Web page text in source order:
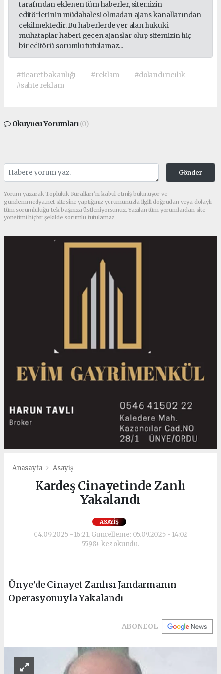
tarafından eklenen tüm haberler, sitemizin
editörlerinin müdahalesi olmadan ajans kanallarından
çekilmektedir. Bu haberlerde yer alan hukuki
muhataplar haberi geçen ajanslar olup sitemizin hiç
bir editörü sorumlu tutulamaz...
#ticaret bakanlığı #reklam
#dolandırıcılık
#sahte reklam
Okuyucu Yorumları(0)
Gönder
Yorum yazarak Topluluk Kuralları’nı kabul etmiş bulunuyor ve
gundemmedya.net sitesine yaptığınız yorumunuzla ilgili doğrudan veya dolaylı
tüm sorumluluğu tek başınıza üstleniyorsunuz. Yazılan tüm yorumlardan site
yönetimi hiçbir şekilde sorumlu tutulamaz.
Anasayfa Asayiş
Kardeş Cinayetinde Zanlı
Yakalandı
ASAYIŞ
04.09.2025 - 16:21, Güncelleme: 05.09.2025 - 14:02
5598+ kez okundu.
Ünye’de Cinayet Zanlısı Jandarmanın
Operasyonuyla Yakalandı
ABONE OL